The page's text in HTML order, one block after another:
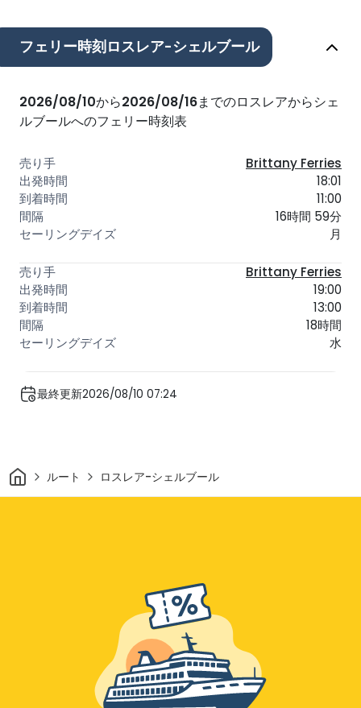
フェリー時刻ロスレア-シェルブール
2026/08/10から2026/08/16までのロスレアからシェ
ルブールへのフェリー時刻表
Brittany Ferries
18:01
11:00
16時間 59分
月
Brittany Ferries
19:00
13:00
18時間
水
最終更新2026/08/10 07:24
家 ルート ロスレア-シェルブール